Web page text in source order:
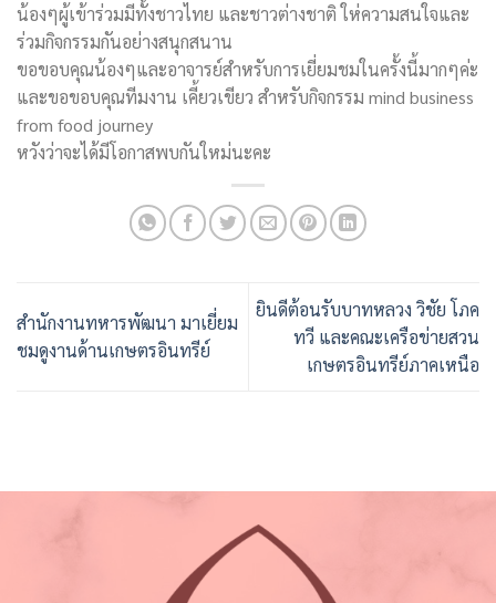
น้องๆผู้เข้าร่วมมีทั้งชาวไทย และชาวต่างชาติ ให่ความสนใจและ
ร่วมกิจกรรมกันอย่างสนุกสนาน
ขอขอบคุณน้องๆและอาจารย์สำหรับการเยี่ยมชมในครั้งนี้มากๆค่ะ
และขอขอบคุณทีมงาน เคี้ยวเขียว สำหรับกิจกรรม mind business
from food journey
หวังว่าจะได้มีโอกาสพบกันใหม่นะคะ
สำนักงานทหารพัฒนา มาเยี่ยม
ชมดูงานด้านเกษตรอินทรีย์
ยินดีต้อนรับบาทหลวง วิชัย โภค
ทวี และคณะเครือข่ายสวน
เกษตรอินทรีย์ภาคเหนือ